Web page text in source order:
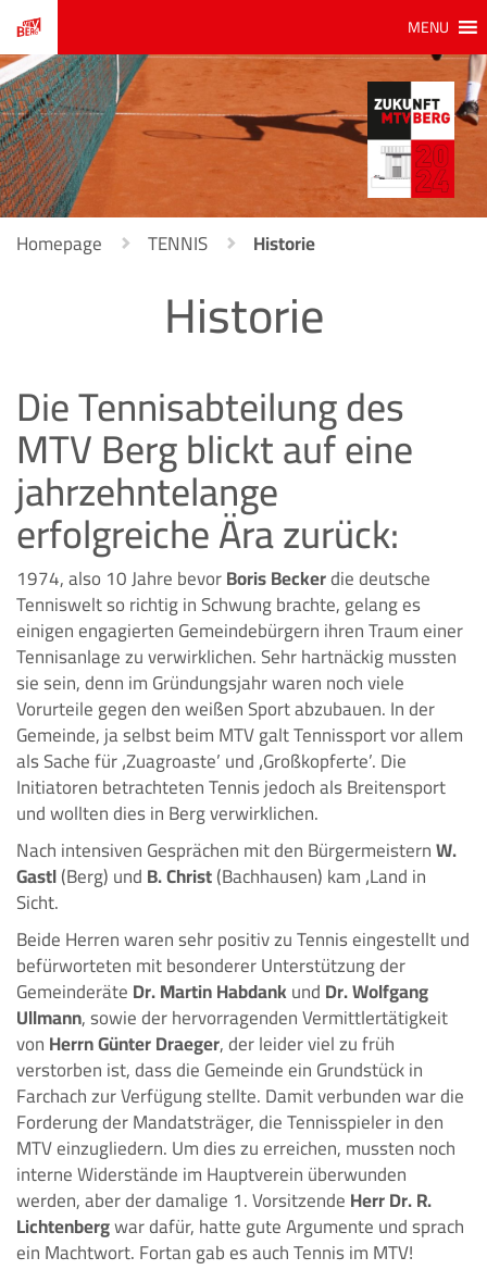
MENU
Homepage TENNIS Historie
Historie
Die Tennisabteilung des
MTV Berg blickt auf eine
jahrzehntelange
erfolgreiche Ära zurück:
1974, also 10 Jahre bevorBoris Beckerdie deutsche
Tenniswelt so richtig in Schwung brachte, gelang es
einigen engagierten Gemeindebürgern ihren Traum einer
Tennisanlage zu verwirklichen. Sehr hartnäckig mussten
sie sein, denn im Gründungsjahr waren noch viele
Vorurteile gegen den weißen Sport abzubauen. In der
Gemeinde, ja selbst beim MTV galt Tennissport vor allem
als Sache für ‚Zuagroaste’ und ‚Großkopferte’. Die
Initiatoren betrachteten Tennis jedoch als Breitensport
und wollten dies in Berg verwirklichen.
Nach intensiven Gesprächen mit den BürgermeisternW.
Gastl(Berg) undB. Christ(Bachhausen) kam ‚Land in
Sicht.
Beide Herren waren sehr positiv zu Tennis eingestellt und
befürworteten mit besonderer Unterstützung der
GemeinderäteDr. Martin HabdankundDr. Wolfgang
Ullmann, sowie der hervorragenden Vermittlertätigkeit
vonHerrn Günter Draeger, der leider viel zu früh
verstorben ist, dass die Gemeinde ein Grundstück in
Farchach zur Verfügung stellte. Damit verbunden war die
Forderung der Mandatsträger, die Tennisspieler in den
MTV einzugliedern. Um dies zu erreichen, mussten noch
interne Widerstände im Hauptverein überwunden
werden, aber der damalige 1. VorsitzendeHerr Dr. R.
Lichtenbergwar dafür, hatte gute Argumente und sprach
ein Machtwort. Fortan gab es auch Tennis im MTV!